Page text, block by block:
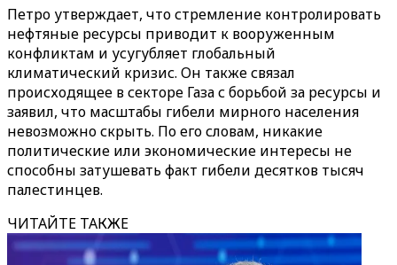
Петро утверждает, что стремление контролировать
нефтяные ресурсы приводит к вооруженным
конфликтам и усугубляет глобальный
климатический кризис. Он также связал
происходящее в секторе Газа с борьбой за ресурсы и
заявил, что масштабы гибели мирного населения
невозможно скрыть. По его словам, никакие
политические или экономические интересы не
способны затушевать факт гибели десятков тысяч
палестинцев.
ЧИТАЙТЕ ТАКЖЕ